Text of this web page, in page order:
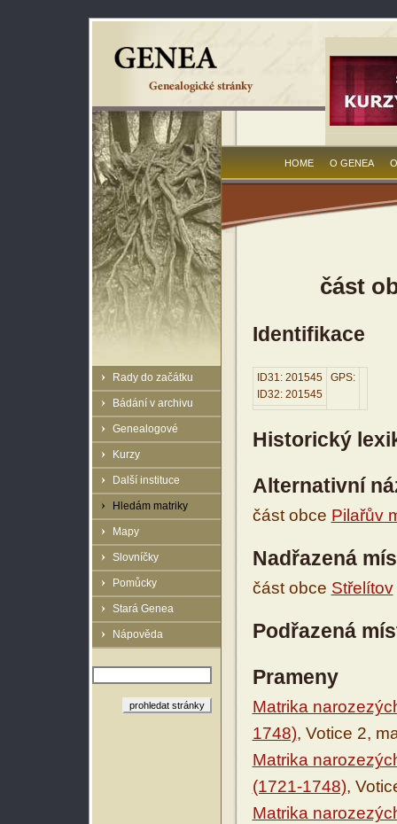
Rady do začátku
Bádání v archivu
Genealogové
Kurzy
Další instituce
Hledám matriky
Mapy
Slovníčky
Pomůcky
Stará Genea
Nápověda
HOME O GENEA
část
Identifikace
ID31: 201545
ID32: 201545
GPS:
Historický
Alternativní
část obce Pilařův
Nadřazená
část obce Střelítov
Podřazená
Prameny
Matrika
1748), Votice 2,
Matrika
(1721-1748),
Matrika